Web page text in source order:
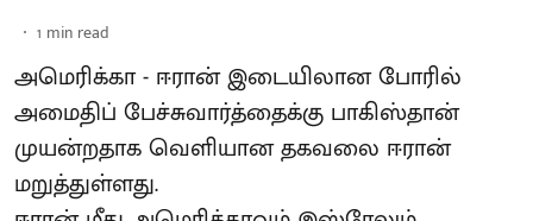
1 min read
அமெரிக்கா - ஈரான் இடையிலான போரில்
அமைதிப் பேச்சுவார்த்தைக்கு பாகிஸ்தான்
முயன்றதாக வெளியான தகவலை ஈரான்
மறுத்துள்ளது.